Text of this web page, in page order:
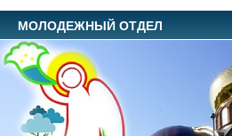
МОЛОДЕЖНЫЙ ОТДЕЛ